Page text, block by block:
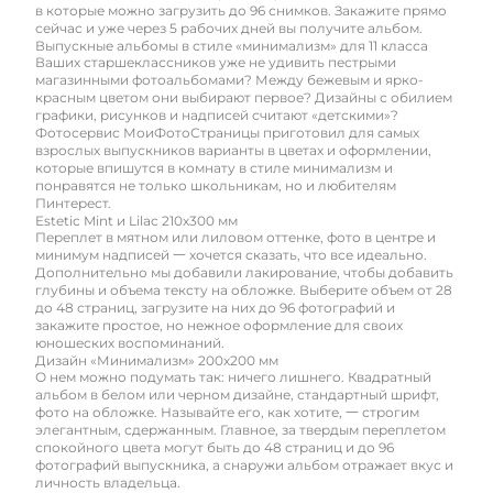
в которые можно загрузить до 96 снимков. Закажите прямо
сейчас и уже через 5 рабочих дней вы получите альбом.
Выпускные альбомы в стиле «минимализм» для 11 класса
Ваших старшеклассников уже не удивить пестрыми
магазинными фотоальбомами? Между бежевым и ярко-
красным цветом они выбирают первое? Дизайны с обилием
графики, рисунков и надписей считают «детскими»?
Фотосервис МоиФотоСтраницы приготовил для самых
взрослых выпускников варианты в цветах и оформлении,
которые впишутся в комнату в стиле минимализм и
понравятся не только школьникам, но и любителям
Пинтерест.
Estetic Mint и Lilac 210х300 мм
Переплет в мятном или лиловом оттенке, фото в центре и
минимум надписей 一 хочется сказать, что все идеально.
Дополнительно мы добавили лакирование, чтобы добавить
глубины и объема тексту на обложке. Выберите объем от 28
до 48 страниц, загрузите на них до 96 фотографий и
закажите простое, но нежное оформление для своих
юношеских воспоминаний.
Дизайн «Минимализм» 200х200 мм
О нем можно подумать так: ничего лишнего. Квадратный
альбом в белом или черном дизайне, стандартный шрифт,
фото на обложке. Называйте его, как хотите, 一 строгим
элегантным, сдержанным. Главное, за твердым переплетом
спокойного цвета могут быть до 48 страниц и до 96
фотографий выпускника, а снаружи альбом отражает вкус и
личность владельца.